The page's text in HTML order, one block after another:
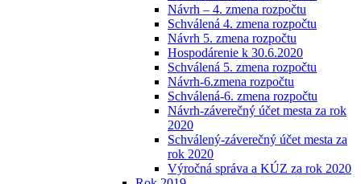
Návrh – 4. zmena rozpočtu
Schválená 4. zmena rozpočtu
Návrh 5. zmena rozpočtu
Hospodárenie k 30.6.2020
Schválená 5. zmena rozpočtu
Návrh-6.zmena rozpočtu
Schválená-6. zmena rozpočtu
Návrh-záverečný účet mesta za rok
2020
Schválený-záverečný účet mesta za
rok 2020
Výročná správa a KÚZ za rok 2020